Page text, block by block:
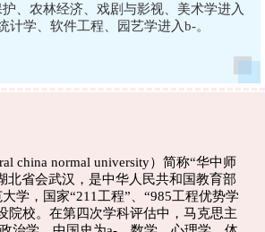
、农林经济、戏剧与影视、美术学进入
计学、软件工程、园艺学进入b-。
china normal university）简称“华中师
北省会武汉，是中华人民共和国教育部
学，国家“211工程”、“985工程优势学
院校。在第四次学科评估中，马克思主